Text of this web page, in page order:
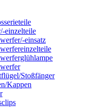
einzelteile
einsatz
Stoßfänger
Kappen